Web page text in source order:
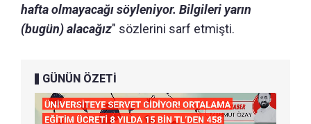
hafta olmayacağı söyleniyor. Bilgileri yarın
(bugün) alacağız" sözlerini sarf etmişti.
GÜNÜN ÖZETİ